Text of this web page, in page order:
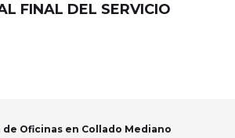
FINAL DEL SERVICIO
de Oficinas en Collado Mediano